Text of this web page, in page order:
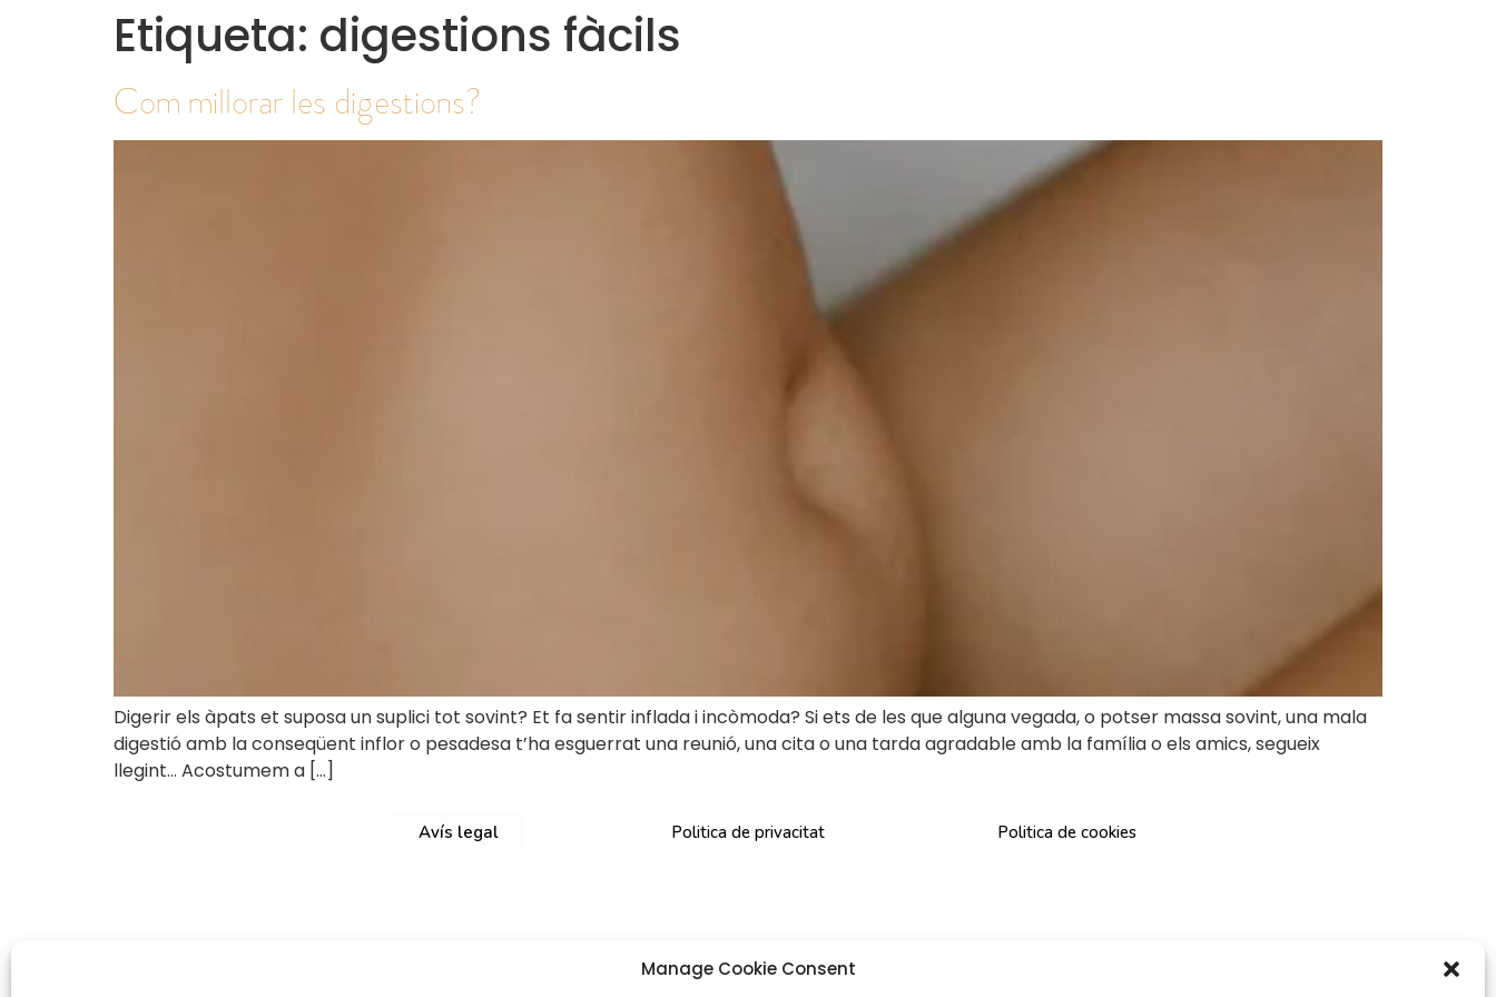
Manage Cookie Consent
Etiqueta: digestions fàcils
Com millorar les digestions?
Digerir els àpats et suposa un suplici tot sovint? Et fa sentir inflada i incòmoda? Si ets de les que alguna vegada, o potser massa sovint, una mala
digestió amb la conseqüent inflor o pesadesa t’ha esguerrat una reunió, una cita o una tarda agradable amb la família o els amics, segueix
llegint… Acostumem a […]
Avís legal Politica de privacitat Politica de cookies